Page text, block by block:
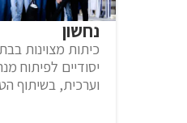
נחשון
כיתות מצוינות
יסודיים לפיתוח
וערכית, בשיתוף